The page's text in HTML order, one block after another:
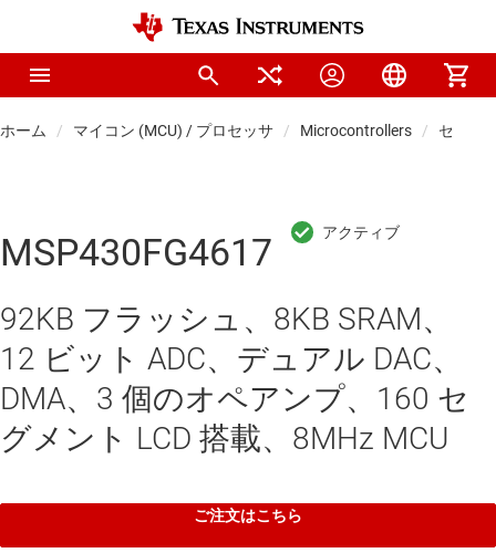
ホーム マイコン (MCU) / プロセッサ Microcontrollers センシ
MSP430FG4617
92KB フラッシュ、8KB SRAM、
12 ビット ADC、デュアル DAC、
DMA、3 個のオペアンプ、160 セ
グメント LCD 搭載、8MHz MCU
ご注文はこちら